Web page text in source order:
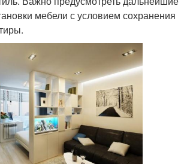
мебели с условием сохранения